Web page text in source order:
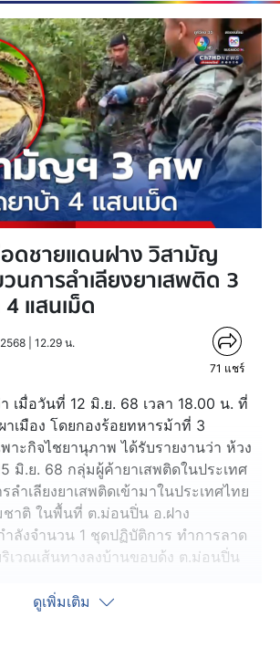
อดชายแดนฝาง วิสามัญ
นการลำเลียงยาเสพติด 3
แสนเม็ด
| 12.29 น.
71 แชร์
เมื่อวันที่ 12 มิ.ย. 68 เวลา 18.00 น. ที่
าเมือง โดยกองร้อยทหารม้าที่ 3
าะกิจไชยานุภาพ ได้รับรายงานว่า ห้วง
มิ.ย. 68 กลุ่มผู้ค้ายาเสพติดในประเทศ
ลำเลียงยาเสพติดเข้ามาในประเทศไทย
ชาติ ในพื้นที่ ต.ม่อนปิ่น อ.ฝาง
ำลังจำนวน 1 ชุดปฏิบัติการ ทำการลาด
ริเวณเส้นทางลงบ้านขอบด้ง ต.ม่อนปิ่น
ดูเพิ่มเติม